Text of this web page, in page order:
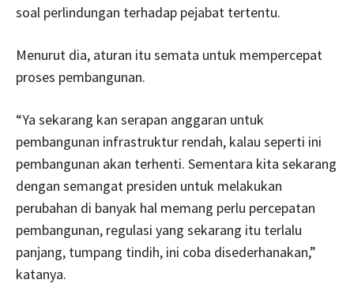
soal perlindungan terhadap pejabat tertentu.
Menurut dia, aturan itu semata untuk mempercepat
proses pembangunan.
“Ya sekarang kan serapan anggaran untuk
pembangunan infrastruktur rendah, kalau seperti ini
pembangunan akan terhenti. Sementara kita sekarang
dengan semangat presiden untuk melakukan
perubahan di banyak hal memang perlu percepatan
pembangunan, regulasi yang sekarang itu terlalu
panjang, tumpang tindih, ini coba disederhanakan,”
katanya.